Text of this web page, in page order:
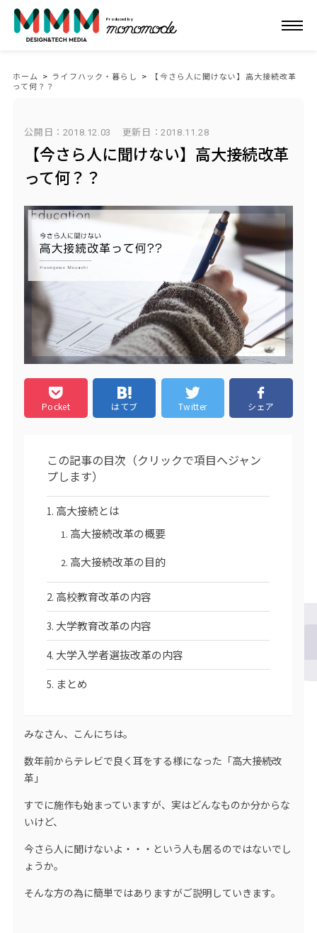
Produced by
ホーム > ライフハック・暮らし >
【今さら人に聞けない】高大接続改革
って何？？
公開日：2018.12.03 更新日：2018.11.28
【今さら人に聞けない】高大接続改革
って何？？
Pocket はてブ Twitter シェア
この記事の目次（クリックで項目へジャン
プします）
高大接続とは
高大接続改革の概要
高大接続改革の目的
高校教育改革の内容
大学教育改革の内容
大学入学者選抜改革の内容
まとめ
みなさん、こんにちは。
数年前からテレビで良く耳をする様になった「高大接続改
革」
すでに施作も始まっていますが、実はどんなものか分からな
いけど、
今さら人に聞けないよ・・・という人も居るのではないでし
ょうか。
そんな方の為に簡単ではありますがご説明していきます。